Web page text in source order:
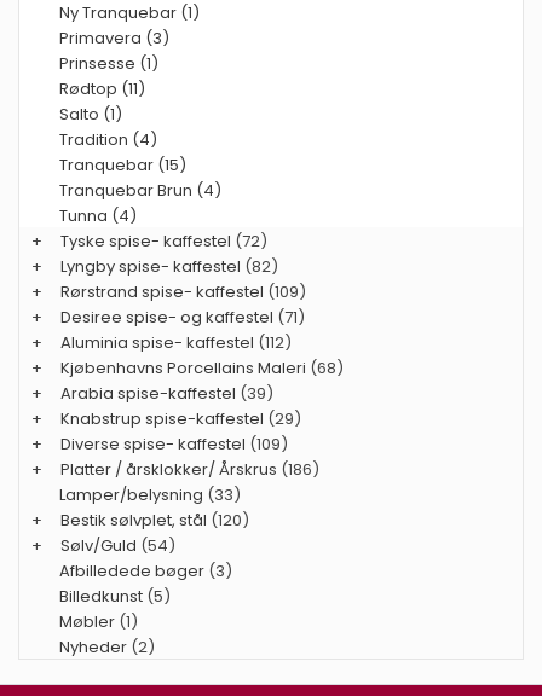
Ny Tranquebar (1)
Primavera (3)
Prinsesse (1)
Rødtop (11)
Salto (1)
Tradition (4)
Tranquebar (15)
Tranquebar Brun (4)
Tunna (4)
+
Tyske spise- kaffestel (72)
+
Lyngby spise- kaffestel (82)
+
Rørstrand spise- kaffestel (109)
+
Desiree spise- og kaffestel (71)
+
Aluminia spise- kaffestel (112)
+
Kjøbenhavns Porcellains Maleri (68)
+
Arabia spise-kaffestel (39)
+
Knabstrup spise-kaffestel (29)
+
Diverse spise- kaffestel (109)
+
Platter / årsklokker/ Årskrus (186)
Lamper/belysning (33)
+
Bestik sølvplet, stål (120)
+
Sølv/Guld (54)
Afbilledede bøger (3)
Billedkunst (5)
Møbler (1)
Nyheder (2)